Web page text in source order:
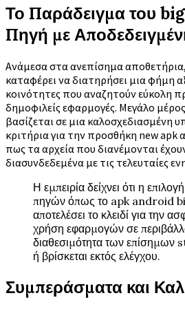
Το Παράδειγμα του
Πηγή με
Ανάμεσα στα ανεπίσημα
καταφέρει να διατηρήσει μια φήμη
κοινότητες που αναζητούν εύκολη
δημοφιλείς εφαρμογές. Μεγάλο
βασίζεται σε μια καλοσχεδιασμένη
κριτήρια για την προσθήκη new apk
πως τα αρχεία που διανέμονται έχουν
διασυνδεδεμένα με τις τελευταίες
Η εμπειρία δείχνει ότι η
πηγών όπως το apk android
αποτελέσει το κλειδί για την
χρήση εφαρμογών σε
διαθεσιμότητα των επίσημων
ή βρίσκεται εκτός ελέγχου.
Συμπεράσματα και